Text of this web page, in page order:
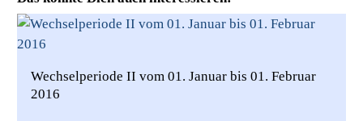
Wechselperiode II vom 01. Januar bis 01. Februar
2016